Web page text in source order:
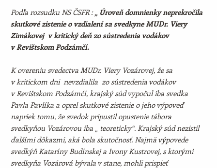
Podľa rozsudku NS ČSFR :„ Úroveň domnienky neprekročila
skutkové zistenie o vzdialení sa svedkyne MUDr. Viery
Zimákovej v kritický deň zo sústredenia vodákov
v Revištskom Podzámčí.
K overeniu svedectva MUDr. Viery Vozárovej, že sa
v kritickom dni nevzdialila zo sústredenia vodákov
v Revištskom Podzámčí, krajský súd vypočul iba svedka
Pavla Pavlíka a oprel skutkové zistenie o jeho výpoveď
napriek tomu, že svedok pripustil opustenie tábora
svedkyňou Vozárovou iba „ teoreticky“. Krajský súd nezistil
ďalšími dôkazmi, aká bola skutočnosť. Najmä výpovede
svedkýň Kataríny Budínskej a Ivony Kustrovej, s ktorými
svedkyňa Vozárová bývala v stane, mohli prispieť